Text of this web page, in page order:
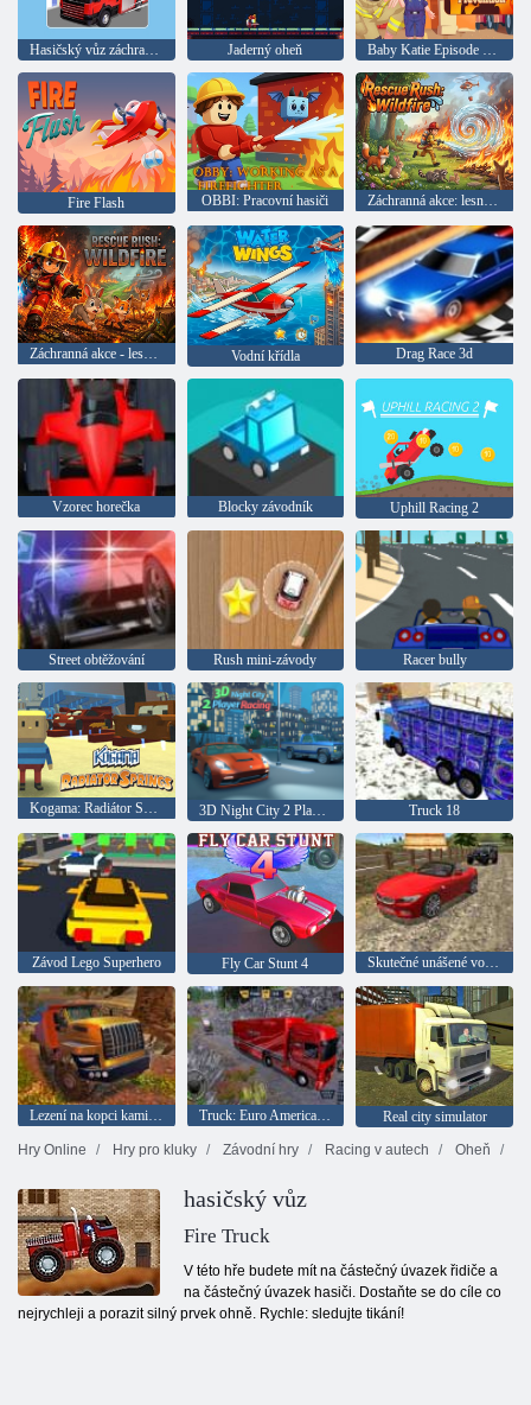
Hasičský vůz záchranné jízdy Jaderný oheň Baby Katie Episode 44: Fire Security
Fire Flash OBBI: Pracovní hasiči Záchranná akce: lesní požár
Záchranná akce - lesní požár Vodní křídla Drag Race 3d
Vzorec horečka Blocky závodník Uphill Racing 2
Street obtěžování Rush mini-závody Racer bully
Kogama: Radiátor Springs 3D Night City 2 Player Racing Truck 18
Závod Lego Superhero Fly Car Stunt 4 Skutečné unášené vozy 3D triky
Truck: Euro American Tour
Real city simulator
Hry Online
Hry pro kluky Závodní hry Racing v autech Oheň
hasičský vůz
Fire Truck
V této hře budete mít na částečný úvazek řidiče a
na částečný úvazek hasiči. Dostaňte se do cíle co
nejrychleji a porazit silný prvek ohně. Rychle: sledujte tikání!